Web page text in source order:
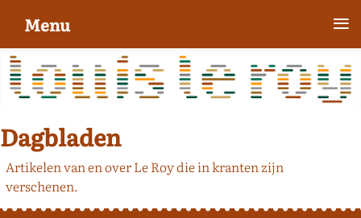
Dagbladen
Artikelen van en over Le Roy die in kranten zijn
verschenen.
Menu ≡